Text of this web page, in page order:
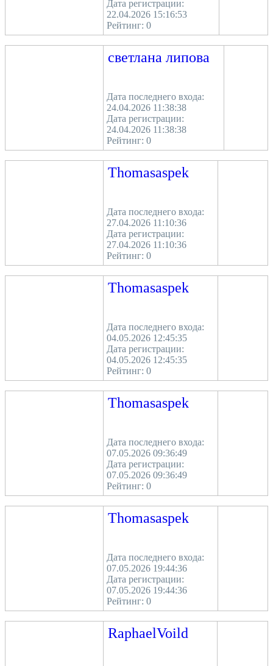
Дата регистрации:
22.04.2026 15:16:53
Рейтинг: 0
светлана липова
Дата последнего входа:
24.04.2026 11:38:38
Дата регистрации:
24.04.2026 11:38:38
Рейтинг: 0
Thomasaspek
Дата последнего входа:
27.04.2026 11:10:36
Дата регистрации:
27.04.2026 11:10:36
Рейтинг: 0
Thomasaspek
Дата последнего входа:
04.05.2026 12:45:35
Дата регистрации:
04.05.2026 12:45:35
Рейтинг: 0
Thomasaspek
Дата последнего входа:
07.05.2026 09:36:49
Дата регистрации:
07.05.2026 09:36:49
Рейтинг: 0
Thomasaspek
Дата последнего входа:
07.05.2026 19:44:36
Дата регистрации:
07.05.2026 19:44:36
Рейтинг: 0
RaphaelVoild